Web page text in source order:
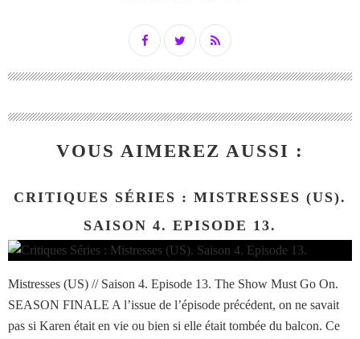
VOUS AIMEREZ AUSSI :
CRITIQUES SÉRIES : MISTRESSES (US).
SAISON 4. EPISODE 13.
Mistresses (US) // Saison 4. Episode 13. The Show Must Go On.
SEASON FINALE A l’issue de l’épisode précédent, on ne savait
pas si Karen était en vie ou bien si elle était tombée du balcon. Ce